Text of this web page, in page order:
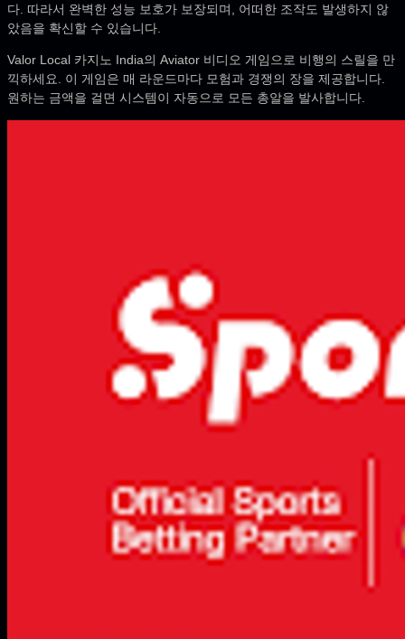
다. 따라서 완벽한 성능 보호가 보장되며, 어떠한 조작도 발생하지 않
았음을 확신할 수 있습니다.
Valor Local 카지노 India의 Aviator 비디오 게임으로 비행의 스릴을 만
끽하세요. 이 게임은 매 라운드마다 모험과 경쟁의 장을 제공합니다.
원하는 금액을 걸면 시스템이 자동으로 모든 총알을 발사합니다.